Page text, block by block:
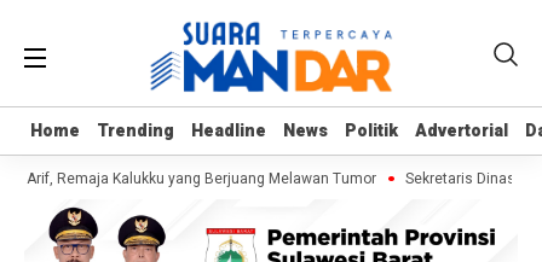
Home Trending Headline News Politik Advertorial
Home Trending Headline News Politik Advertorial
Arif, Remaja Kalukku yang Berjuang Melawan Tumor Sekretaris Dinas